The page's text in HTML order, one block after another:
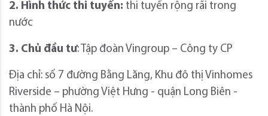
2. Hình thức thi tuyển: thi tuyển rộng rãi trong
nước
3. Chủ đầu tư: Tập đoàn Vingroup – Công ty CP
Địa chỉ: số 7 đường Bằng Lăng, Khu đô thị Vinhomes
Riverside – phường Việt Hưng - quận Long Biên -
thành phố Hà Nội.